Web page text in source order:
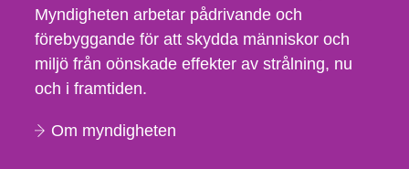
Myndigheten arbetar pådrivande och
förebyggande för att skydda människor och
miljö från oönskade effekter av strålning, nu
och i framtiden.
Om myndigheten